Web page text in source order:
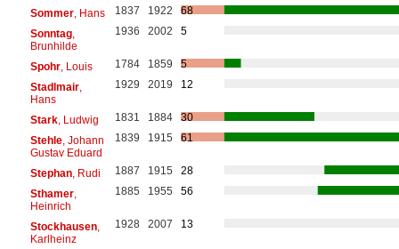
Sommer, Hans 1837 1922
68
Sonntag,
Brunhilde
1936 2002 5
Spohr, Louis 1784 1859
5
Stadlmair,
Hans
1929 2019 12
Stark, Ludwig 1831 1884
30
Stehle, Johann
Gustav Eduard
1839 1915 61
Stephan, Rudi 1887 1915
28
Sthamer,
Heinrich
1885 1955 56
Stockhausen,
Karlheinz
1928 2007 13